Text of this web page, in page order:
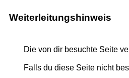
Weiterleitungshinweis
Die von dir besuchte Seite
Falls du diese Seite nicht